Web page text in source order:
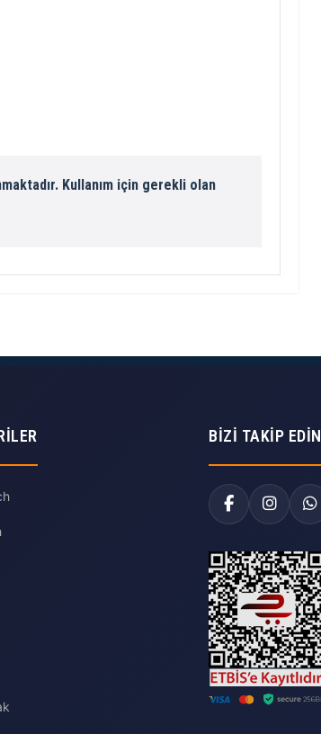
Kullanım için gerekli olan
BIZI TAKIP EDIN